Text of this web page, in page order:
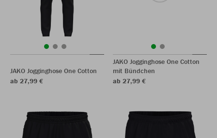
JAKO Jogginghose One Cotton
ab 27,99 €
JAKO Jogginghose One Cotton
mit Bündchen
ab 27,99 €